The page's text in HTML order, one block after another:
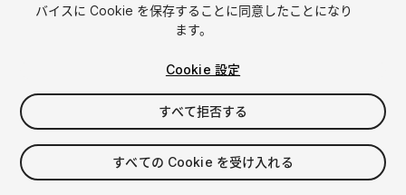
$30
シート 1
バイスに Cookie を保存することに同意したことになり
ます。
Cookie 設定
すべて拒否する
すべての Cookie を受け入れる